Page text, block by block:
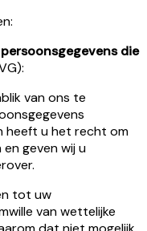
die
van ons te
heeft u het recht om
geven wij u
tot uw
van wettelijke